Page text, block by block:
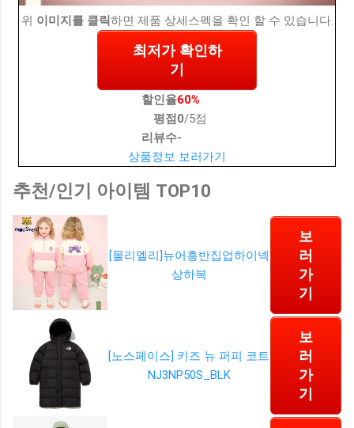
위 이미지를 클릭하면 제품 상세스펙을 확인 할 수 있습니다.
최저가 확인하
기
할인율60%
평점 0/5점
리뷰수-
상품정보 보러가기
추천/인기 아이템 TOP10
[몰리멜리]뉴어흥반집업하이넥
상하복
보
러
가
기
[노스페이스] 키즈 뉴 퍼피 코트
NJ3NP50S_BLK
보
러
가
기